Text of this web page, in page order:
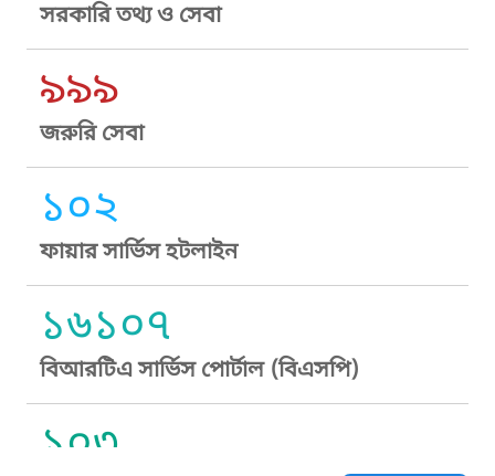
সরকারি তথ্য ও সেবা
৯৯৯
জরুরি সেবা
১০২
ফায়ার সার্ভিস হটলাইন
১৬১০৭
বিআরটিএ সার্ভিস পোর্টাল (বিএসপি)
১০৩